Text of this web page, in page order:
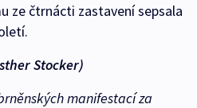
ze čtrnácti zastavení sepsala
Stocker)
manifestací za